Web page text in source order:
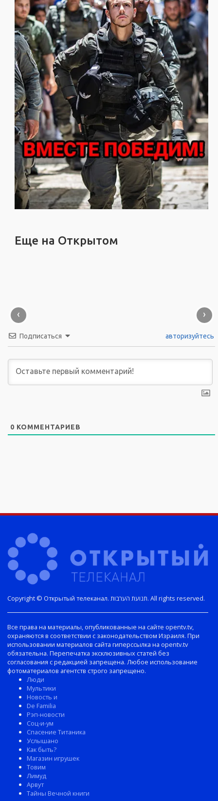
Еще на Открытом
‹ ›
Подписаться авторизуйтесь
0 КОММЕНТАРИЕВ
Copyright © Открытый телеканал. תנועת הערבות. All rights reserved.
Все права на материалы, опубликованные на сайте opentv.tv,
охраняются в соответствии с законодательством Израиля. При
использовании материалов сайта гиперссылка на opentv.tv
обязательна. Перепечатка эксклюзивных статей без
согласования с редакцией запрещена. Любое использование
фотоматериалов агентств строго запрещено.
Люди
Мультики
Новость и
De Familia
Рэп-новости
Соц-и-ум
Спасение Титаника
Услышано
Как быть?
Магазин игрушек
Товим
Лимуд
Арвут
Тайны Вечной книги